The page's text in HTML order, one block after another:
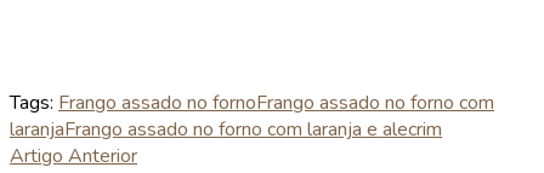
Tags: Frango assado no fornoFrango assado no forno com
laranjaFrango assado no forno com laranja e alecrim
Artigo Anterior